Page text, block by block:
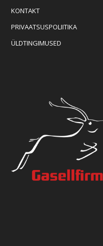
KONTAKT
PRIVAATSUSPOLIITIKA
ÜLDTINGIMUSED